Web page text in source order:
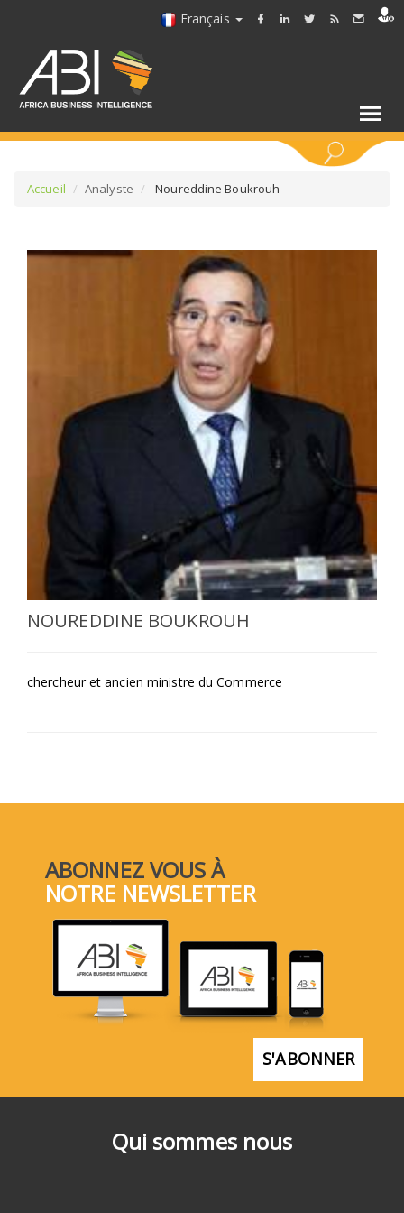
Français
SÉLECTIONNEZ UN DOSSIER
SELECTIONNEZ UNE SECTION
SÉLECTIONNEZ UNE CATÉGORIE
SÉLECTIONNEZ UN/DES PAYS
Accueil Analyste Noureddine Boukrouh
NOUREDDINE BOUKROUH
chercheur et ancien ministre du Commerce
Qui sommes nous
ABONNEZ VOUS À
NOTRE NEWSLETTER
S'ABONNER